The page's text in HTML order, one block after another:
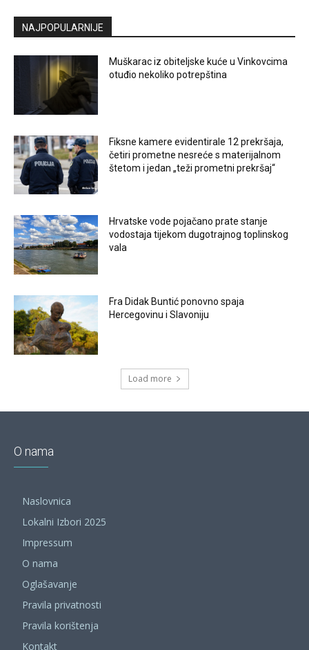
NAJPOPULARNIJE
Muškarac iz obiteljske kuće u Vinkovcima
otuđio nekoliko potrepština
Fiksne kamere evidentirale 12 prekršaja,
četiri prometne nesreće s materijalnom
štetom i jedan „teži prometni prekršaj“
Hrvatske vode pojačano prate stanje
vodostaja tijekom dugotrajnog toplinskog
vala
Fra Didak Buntić ponovno spaja
Hercegovinu i Slavoniju
Load more
O nama
Naslovnica
Lokalni Izbori 2025
Impressum
O nama
Oglašavanje
Pravila privatnosti
Pravila korištenja
Kontakt